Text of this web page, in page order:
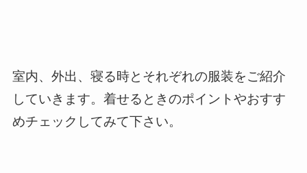
室内、外出、寝る時とそれぞれの服装をご紹介
していきます。 着せるときのポイントやおすす
めチェックしてみて下さい。